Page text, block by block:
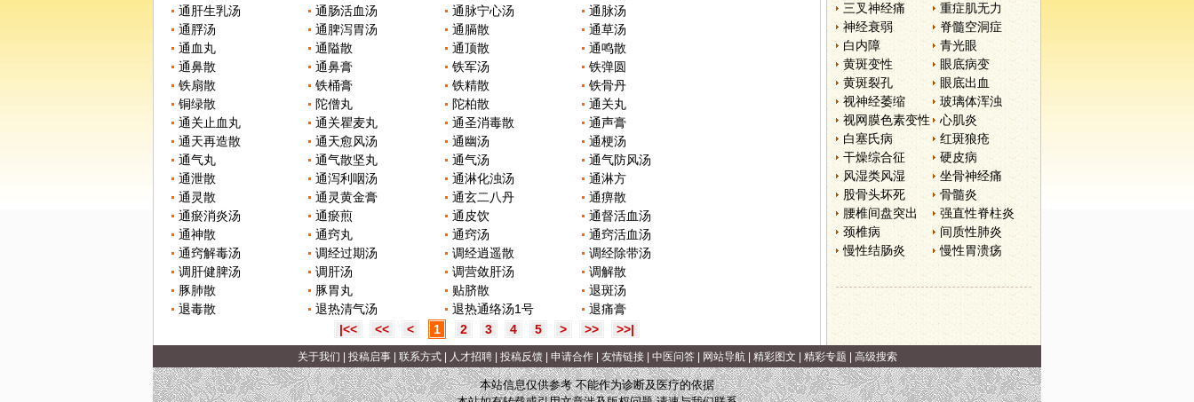
通肝生乳汤
通肠活血汤 通脉宁心汤
通脉汤
通脬汤
通脾泻胃汤 通膈散
通草汤
通血丸
通隘散 通顶散
通鸣散
通鼻散
通鼻膏 铁军汤
铁弹圆
铁扇散
铁桶膏 铁精散
铁骨丹
铜绿散
陀僧丸 陀柏散
通关丸
通关止血丸
通关瞿麦丸 通圣消毒散
通声膏
通天再造散
通天愈风汤 通幽汤
通梗汤
通气丸
通气散坚丸 通气汤
通气防风汤
通泄散
通泻利咽汤 通淋化浊汤
通淋方
通灵散
通灵黄金膏 通玄二八丹
通痹散
通瘀消炎汤
通瘀煎 通皮饮
通督活血汤
通神散
通窍丸 通窍汤
通窍活血汤
通窍解毒汤
调经过期汤 调经逍遥散
调经除带汤
调肝健脾汤
调肝汤 调营敛肝汤
调解散
豚肺散
豚胃丸 贴脐散
退斑汤
退毒散
退热清气汤 退热通络汤1号
退痛膏
|<<
<< < 1 2 3 4 5 > >> >>|
三叉神经痛
重症肌无力
神经衰弱
脊髓空洞症
白内障
青光眼
黄斑变性
眼底病变
黄斑裂孔
眼底出血
视神经萎缩
玻璃体浑浊
视网膜色素变性
心肌炎
白塞氏病
红斑狼疮
干燥综合征
硬皮病
风湿类风湿
坐骨神经痛
股骨头坏死
骨髓炎
腰椎间盘突出
强直性脊柱炎
颈椎病
间质性肺炎
慢性结肠炎
慢性胃溃疡
关于我们 投稿启事| 联系方式| 人才招聘| 投稿反馈| 申请合作| 友情链接| 中医问答| 网站导航| 精彩图文 精彩专题 高级搜索
本站信息仅供参考 不能作为诊断及医疗的依据